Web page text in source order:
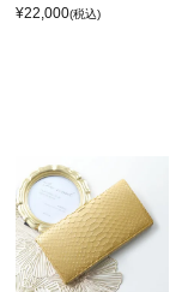
¥22,000(税込)